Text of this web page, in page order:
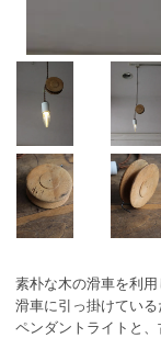
素朴な木の滑車を利用
滑車に引っ掛けている
ペンダントライトと、